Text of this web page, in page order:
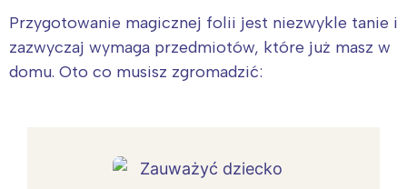
Przygotowanie magicznej folii jest niezwykle tanie i
zazwyczaj wymaga przedmiotów, które już masz w
domu. Oto co musisz zgromadzić: